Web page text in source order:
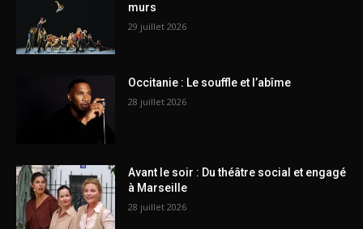
murs
29 juillet 2026
Occitanie : Le souffle et l’abîme
28 juillet 2026
Avant le soir : Du théâtre social et engagé
à Marseille
28 juillet 2026